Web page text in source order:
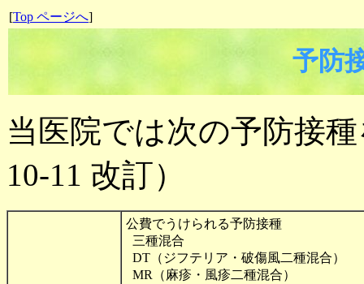
[Top ページへ]
予防
当医院では次の予防接
10-11 改訂）
公費でうけられる予防接種
三種混合
DT（ジフテリア・破傷風二種混合）
MR（麻疹・風疹二種混合）